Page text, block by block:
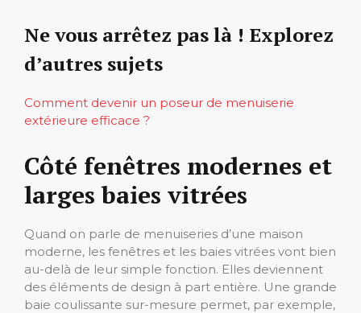
Ne vous arrêtez pas là ! Explorez
d’autres sujets
Comment devenir un poseur de menuiserie
extérieure efficace ?
Côté fenêtres modernes et
larges baies vitrées
Quand on parle de menuiseries d’une maison
moderne, les fenêtres et les baies vitrées vont bien
au-delà de leur simple fonction. Elles deviennent
des éléments de design à part entière. Une grande
baie coulissante sur-mesure permet, par exemple,